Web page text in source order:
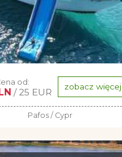
od:
/ 25 EUR zobacz więcej
Pafos / Cypr